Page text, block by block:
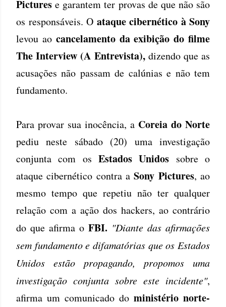
Pictures e garantem ter provas de que não são
os responsáveis. O ataque cibernético à Sony
levou ao cancelamento da exibição do filme
The Interview (A Entrevista),dizendo que as
acusações não passam de calúnias e não tem
fundamento.
Para provar sua inocência, a Coreia do Norte
pediu neste sábado (20) uma investigação
conjunta com os Estados Unidos sobre o
ataque cibernético contra aSony Pictures, ao
mesmo tempo que repetiu não ter qualquer
relação com a ação dos hackers, ao contrário
do que afirma o FBI. "Diante das afirmações
sem fundamento e difamatórias que os Estados
Unidos estão propagando, propomos uma
investigação conjunta sobre este incidente",
afirma um comunicado do ministério norte-